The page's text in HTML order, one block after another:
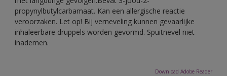
propynylbutylcarbamaat. Kan een allergische reactie
veroorzaken. Let op! Bij verneveling kunnen gevaarlijke
inhaleerbare druppels worden gevormd. Spuitnevel niet
inademen.
Download Adobe Reader